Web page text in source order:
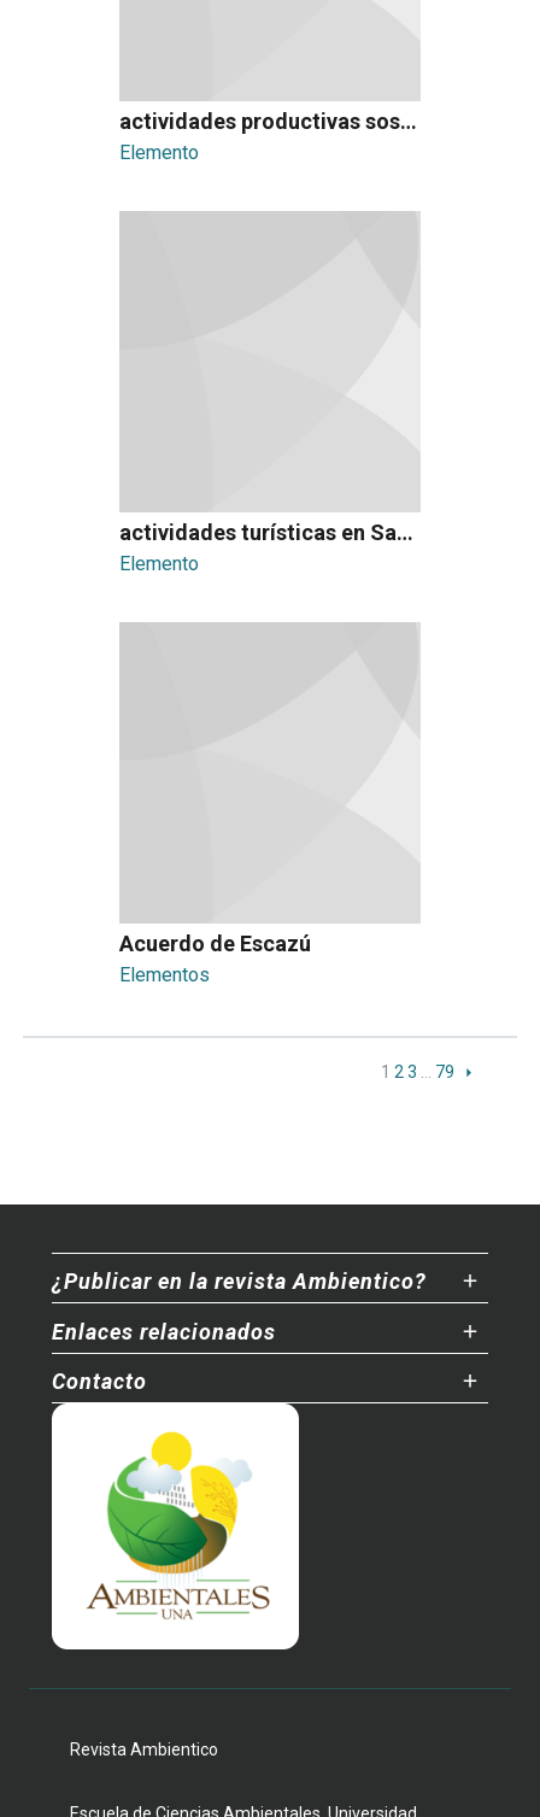
actividades productivas sostenibles
Elemento
actividades turísticas en San José centro
Elemento
Acuerdo de Escazú
Elementos
1 2 3 79
¿Publicar en la revista Ambientico?
Enlaces relacionados
Contacto
Revista Ambientico